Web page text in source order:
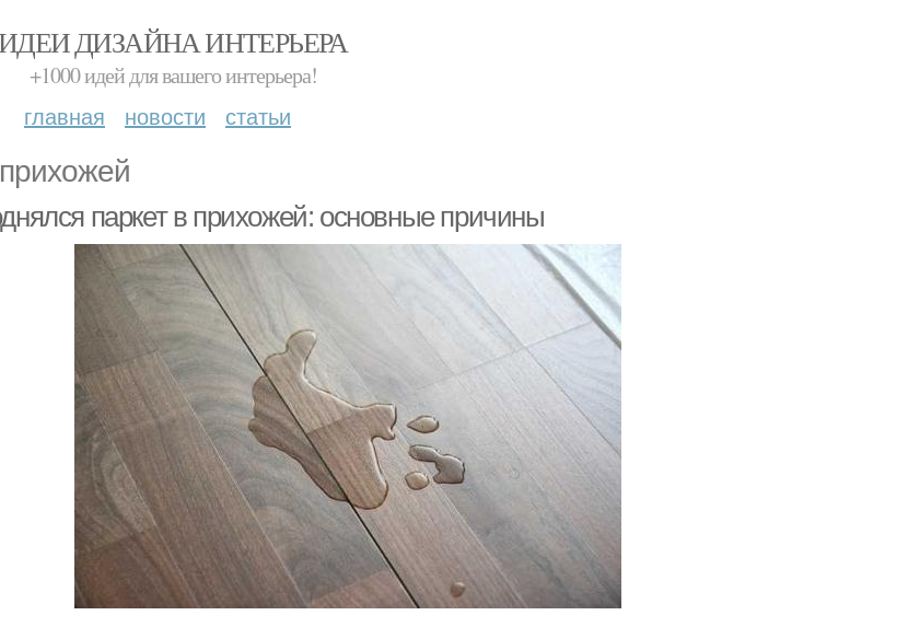
ДИЗАЙНА ИНТЕРЬЕРА
+1000 идей для вашего интерьера!
главная новости статьи
паркет в прихожей: основные причины